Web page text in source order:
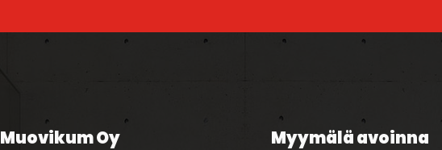
Muovikum Oy Myymälä avoinna